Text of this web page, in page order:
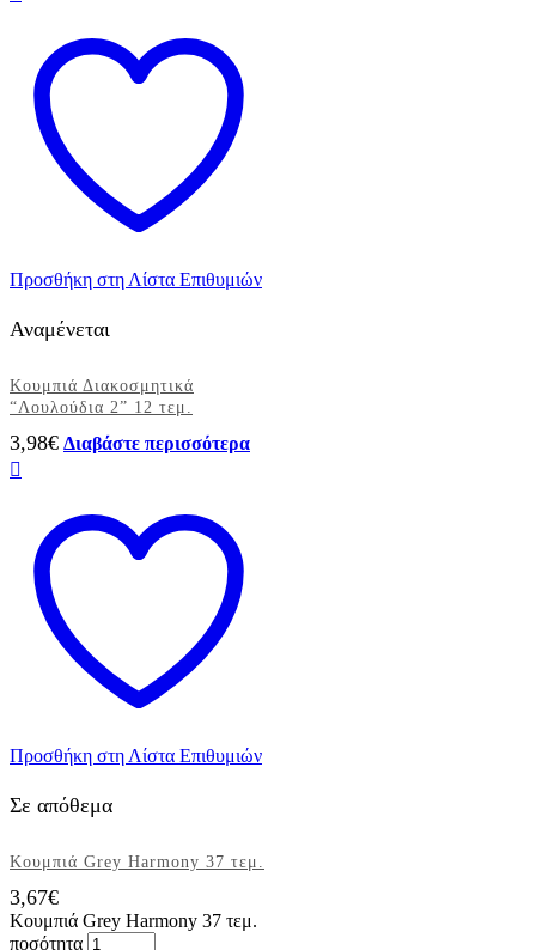
Προσθήκη στη Λίστα Επιθυμιών
Αναμένεται
Κουμπιά Διακοσμητικά
“Λουλούδια 2” 12 τεμ.
3,98€ Διαβάστε περισσότερα
Προσθήκη στη Λίστα Επιθυμιών
Σε απόθεμα
Κουμπιά Grey Harmony 37 τεμ.
3,67€
Κουμπιά Grey Harmony 37 τεμ.
ποσότητα